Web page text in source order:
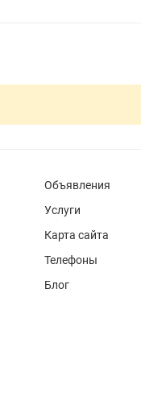
Объявления
Услуги
Карта сайта
Телефоны
Блог